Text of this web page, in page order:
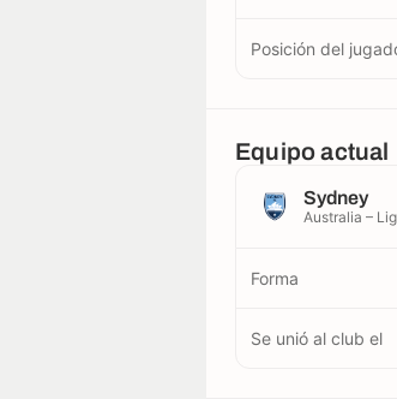
Posición del
Equipo actual
Sydney
Australia –
Forma
Se unió al club el